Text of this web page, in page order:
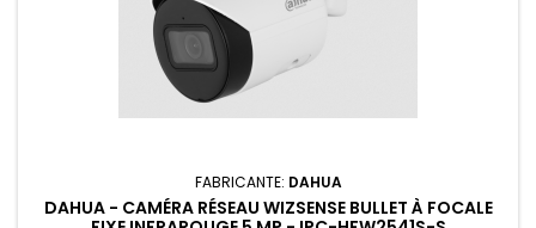
FABRICANTE: DAHUA
DAHUA - CAMÉRA RÉSEAU WIZSENSE BULLET À FOCALE